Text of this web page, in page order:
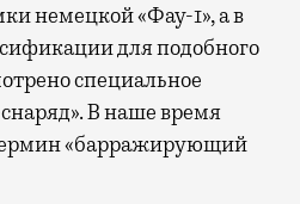
немецкой «Фау-1», а в
для подобного
специальное
В наше время
«барражирующий